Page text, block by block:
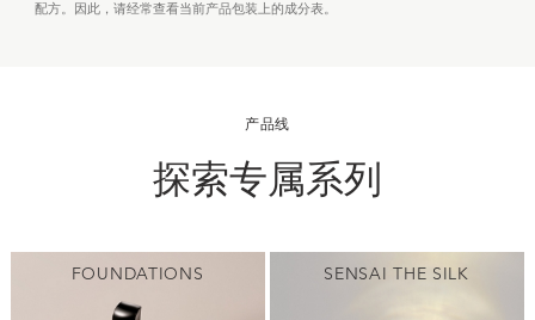
配方。因此，请经常查看当前产品包装上的成分表。
产品线
探索专属系列
FOUNDATIONS SENSAI THE SILK